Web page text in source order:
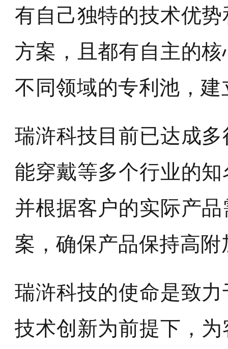
有自己独特的技术优
方案，且都有自主的
不同领域的专利池，
瑞浒科技目前已达成
能穿戴等多个行业的
并根据客户的实际产
案，确保产品保持高
瑞浒科技的使命是致
技术创新为前提下，